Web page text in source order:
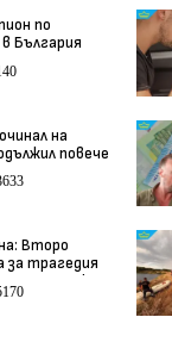
по
България
на
повече
Второ
за трагедия
същия лекар